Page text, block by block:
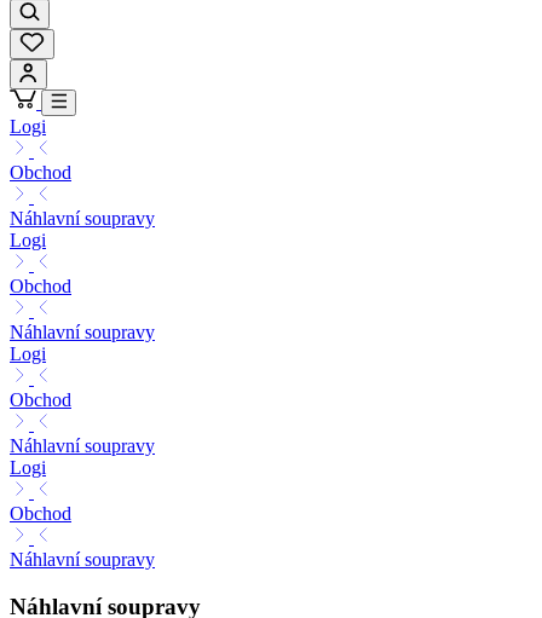
Logi
Obchod
Náhlavní soupravy
Logi
Obchod
Náhlavní soupravy
Logi
Obchod
Náhlavní soupravy
Logi
Obchod
Náhlavní soupravy
Náhlavní soupravy